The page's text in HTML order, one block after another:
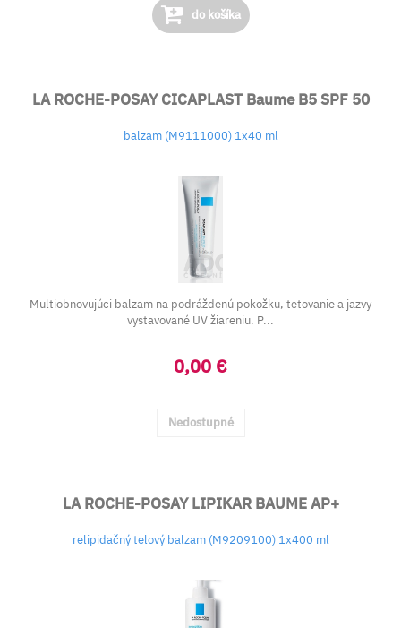
do košíka
LA ROCHE-POSAY CICAPLAST Baume B5 SPF 50
balzam (M9111000) 1x40 ml
Multiobnovujúci balzam na podráždenú pokožku, tetovanie a jazvy
vystavované UV žiareniu. P...
0,00 €
Nedostupné
LA ROCHE-POSAY LIPIKAR BAUME AP+
relipidačný telový balzam (M9209100) 1x400 ml